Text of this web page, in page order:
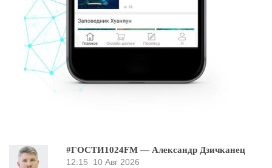
#ГОСТИ1024FM — Александр Дзичканец
12:15
10 Авг 2026